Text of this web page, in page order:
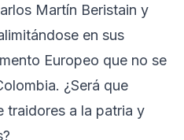
Martín Beristain y
en sus
Europeo que no se
¿Será que
traidores a la patria y